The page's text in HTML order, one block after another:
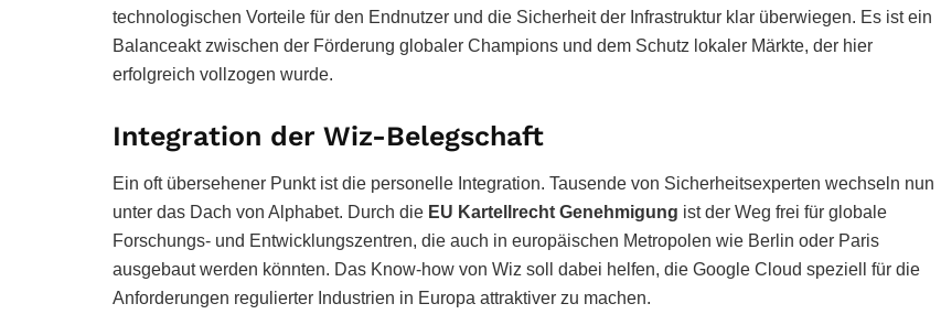
technologischen Vorteile für den Endnutzer und die Sicherheit der Infrastruktur klar überwiegen. Es ist ein
Balanceakt zwischen der Förderung globaler Champions und dem Schutz lokaler Märkte, der hier
erfolgreich vollzogen wurde.
Integration der Wiz-Belegschaft
Ein oft übersehener Punkt ist die personelle Integration. Tausende von Sicherheitsexperten wechseln nun
unter das Dach von Alphabet. Durch die EU Kartellrecht Genehmigung ist der Weg frei für globale
Forschungs- und Entwicklungszentren, die auch in europäischen Metropolen wie Berlin oder Paris
ausgebaut werden könnten. Das Know-how von Wiz soll dabei helfen, die Google Cloud speziell für die
Anforderungen regulierter Industrien in Europa attraktiver zu machen.